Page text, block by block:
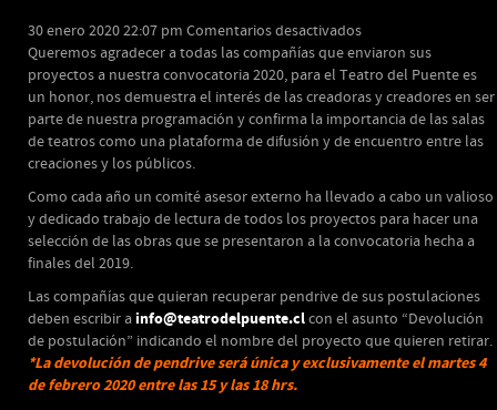
30 enero 2020 22:07 pm Comentarios desactivadosen
Obras
seleccionadas
Temporada
2020
Queremos agradecer a todas las compañías que enviaron sus
proyectos a nuestra convocatoria 2020, para el Teatro del Puente es
un honor, nos demuestra el interés de las creadoras y creadores en ser
parte de nuestra programación y confirma la importancia de las salas
de teatros como una plataforma de difusión y de encuentro entre las
creaciones y los públicos.
Como cada año un comité asesor externo ha llevado a cabo un valioso
y dedicado trabajo de lectura de todos los proyectos para hacer una
selección de las obras que se presentaron a la convocatoria hecha a
finales del 2019.
Las compañías que quieran recuperar pendrive de sus postulaciones
deben escribir a info@teatrodelpuente.clcon el asunto “Devolución
de postulación” indicando el nombre del proyecto que quieren retirar.
*La devolución de pendrive será única y exclusivamente el martes 4
de febrero 2020 entre las 15 y las 18 hrs.